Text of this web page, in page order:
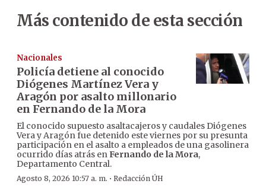
Más contenido de esta sección
Nacionales
Policía detiene al conocido
Diógenes Martínez Vera y
Aragón por asalto millonario
en Fernando de la Mora
El conocido supuesto asaltacajeros y caudales Diógenes
Vera y Aragón fue detenido este viernes por su presunta
participación en el asalto a empleados de una gasolinera
ocurrido días atrás enFernando de la Mora,
Departamento Central.
Agosto 8, 2026 10:57 a. m. · Redacción ÚH